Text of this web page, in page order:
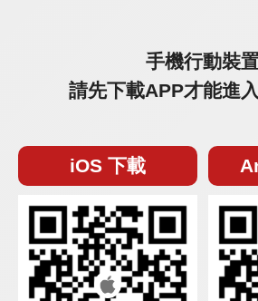
手機行動裝
請先下載APP才能進
iOS 下載